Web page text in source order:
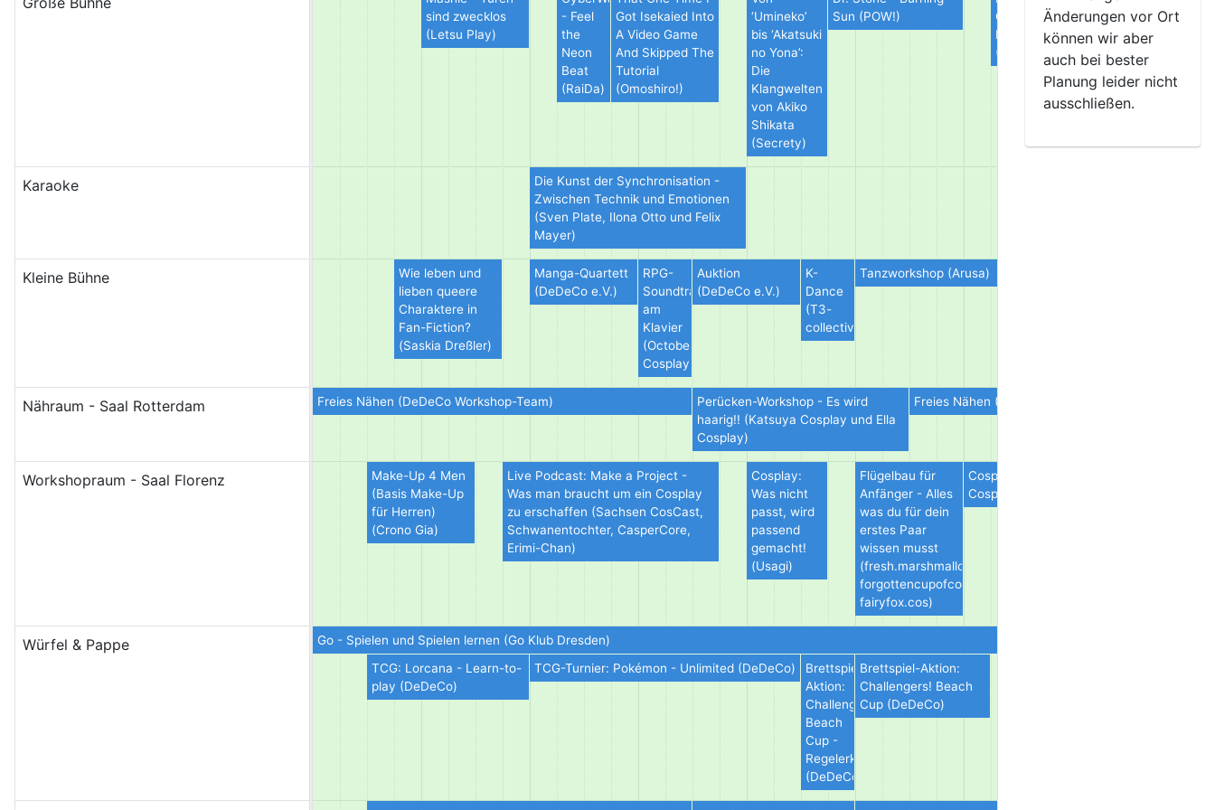
Karaoke
Kleine Bühne
Nähraum - Saal Rotterdam
Workshopraum - Saal Florenz
Würfel & Pappe
sind zwecklos
(Letsu Play)
- Feel
the
Neon
Beat
(RaiDa)
Got Isekaied Into
A Video Game
And Skipped The
Tutorial
(Omoshiro!)
‘Umineko’
bis ‘Akatsuki
no Yona’:
Die
Klangwelten
von Akiko
Shikata
(Secrety)
Sun (POW!)
Comedy - Villain
Era
(BubbleThesi)
Showcase
(Jinxxx)
Die Kunst der Synchronisation -
Zwischen Technik und Emotionen
(Sven Plate, Ilona Otto und Felix
Mayer)
Wie leben und
lieben queere
Charaktere in
Fan-Fiction?
(Saskia Dreßler)
Manga-Quartett
(DeDeCo e.V.)
RPG-
Soundtracks
am
Klavier
(October
Cosplay)
Auktion
(DeDeCo e.V.)
K-
Dance
(T3-
collective)
Tanzworkshop (Arusa)
Freies Nähen (DeDeCo Workshop-Team)
Perücken-Workshop - Es wird
haarig!! (Katsuya Cosplay und Ella
Cosplay)
Freies Nähen (DeDeCo Workshop-Team)
Make-Up 4 Men
(Basis Make-Up
für Herren)
(Crono Gia)
Live Podcast: Make a Project -
Was man braucht um ein Cosplay
zu erschaffen (Sachsen CosCast,
Schwanentochter, CasperCore,
Erimi-Chan)
Cosplay:
Was nicht
passt, wird
passend
gemacht!
(Usagi)
Flügelbau für
Anfänger - Alles
was du für dein
erstes Paar
wissen musst
(fresh.marshmallow,
forgottencupofcoldtea,
fairyfox.cos)
Cosplay 18+ Dein 101 für freizügige
Cosplays (mintiy.cos)
Go - Spielen und Spielen lernen (Go Klub Dresden)
TCG: Lorcana - Learn-to-
play (DeDeCo)
TCG-Turnier: Pokémon - Unlimited (DeDeCo)
Brettspiel-
Aktion:
Challengers!
Beach
Cup -
Regelerklärung
(DeDeCo)
Brettspiel-Aktion:
Challengers! Beach
Cup (DeDeCo)
Änderungen vor Ort
können wir aber
auch bei bester
Planung leider nicht
ausschließen.